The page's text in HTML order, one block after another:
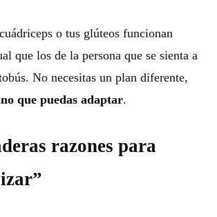
o tus glúteos funcionan
que los de la persona que se sienta a
No necesitas un plan diferente,
que puedas adaptar.
razones para